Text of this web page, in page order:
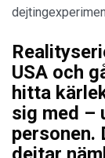
USA och
hitta
sig med –
personen.